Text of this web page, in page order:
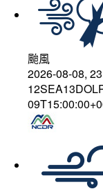
颱風
2026-08-08,